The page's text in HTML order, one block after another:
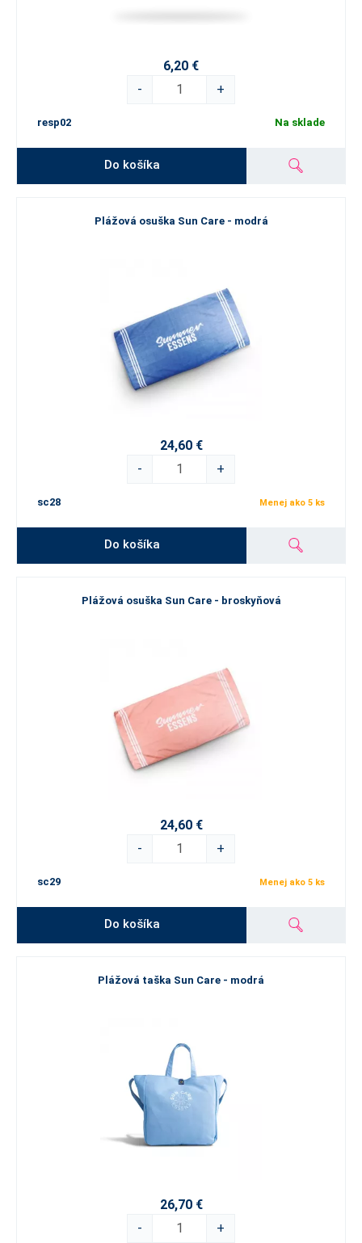
6,20 €
-
+
resp02 Na sklade
Do košíka
Plážová osuška Sun Care - modrá
24,60 €
-
+
sc28 Menej ako 5 ks
Do košíka
Plážová osuška Sun Care - broskyňová
24,60 €
-
+
sc29 Menej ako 5 ks
Do košíka
Plážová taška Sun Care - modrá
26,70 €
-
+